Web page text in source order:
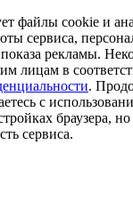
файлы cookie и
сервиса,
рекламы.
лицам в
.
с
браузера,
сервиса.